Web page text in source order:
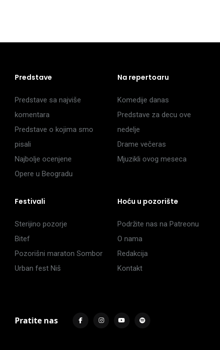
Predstave
Predstave sa najviše
komentara
Predstave o kojima smo
pisali
Najbolje ocenjene
Opere u Beogradu
Na repertoaru
Komedije danas
Predstave za decu ove
nedelje
Drame večeras
Mjuzikli ovog meseca
Festivali
Sterijino pozorje
Bitef
Pozorišni maraton Sombor
Urban fest Niš
Hoću u pozorište
Podržite nas na Patreonu
O nama
Redakcija
Kontakt
Pratite nas